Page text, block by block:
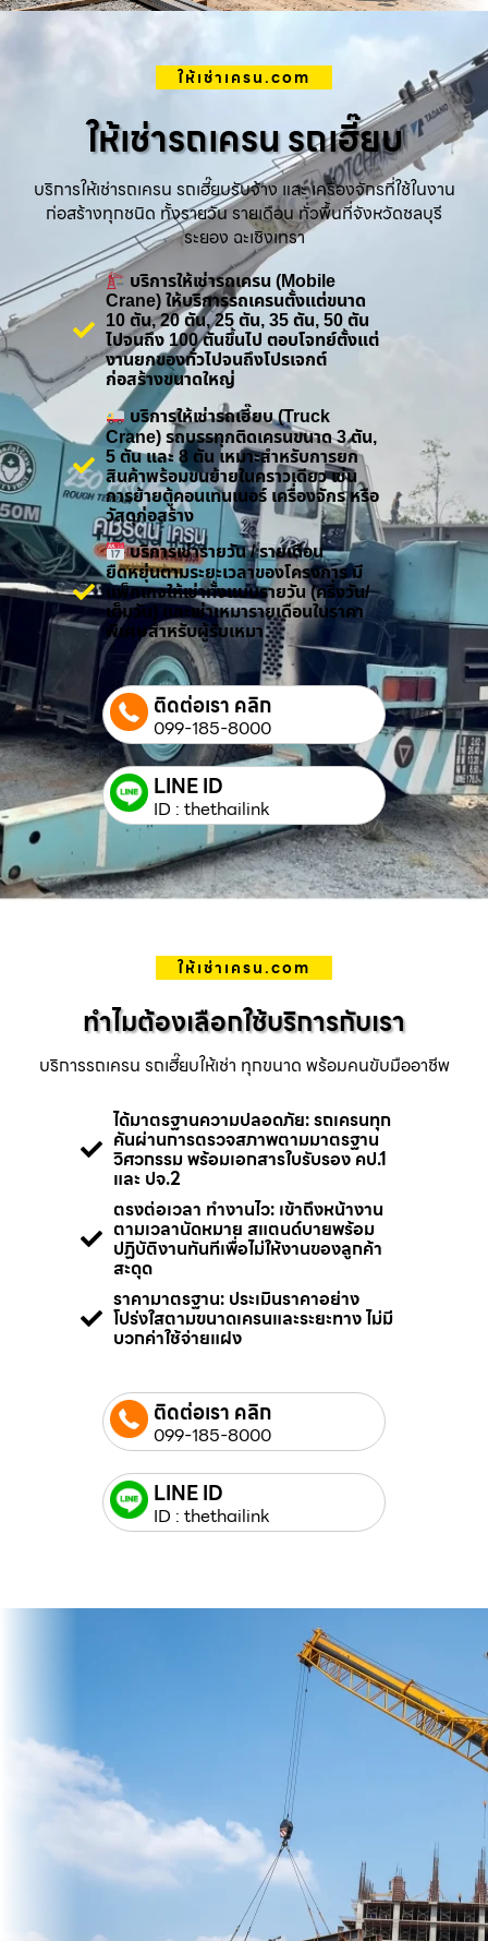
ให้เช่าเครน.com
ให้เช่ารถเครน รถเฮี๊ยบ
บริการให้เช่ารถเครน รถเฮี๊ยบรับจ้าง และ เครื่องจักรที่ใช้ในงาน
ก่อสร้างทุกชนิด ทั้งรายวัน รายเดือน ทั่วพื้นที่จังหวัดชลบุรี
ระยอง ฉะเชิงเทรา
บริการให้เช่ารถเครน (Mobile
Crane) ให้บริการรถเครนตั้งแต่ขนาด
10 ตัน, 20 ตัน, 25 ตัน, 35 ตัน, 50 ตัน
ไปจนถึง 100 ตันขึ้นไป ตอบโจทย์ตั้งแต่
งานยกของทั่วไปจนถึงโปรเจกต์
ก่อสร้างขนาดใหญ่
บริการให้เช่ารถเฮี๊ยบ (Truck
Crane) รถบรรทุกติดเครนขนาด 3 ตัน,
5 ตัน และ 8 ตัน เหมาะสำหรับการยก
สินค้าพร้อมขนย้ายในคราวเดียว เช่น
การย้ายตู้คอนเทนเนอร์ เครื่องจักร หรือ
วัสดุก่อสร้าง
บริการเช่ารายวัน / รายเดือน
ยืดหยุ่นตามระยะเวลาของโครงการ มี
แพ็กเกจให้เช่าทั้งแบบรายวัน (ครึ่งวัน/
เต็มวัน) และเช่าเหมารายเดือนในราคา
พิเศษสำหรับผู้รับเหมา
ติดต่อเรา คลิก
099-185-8000
LINE ID
ID : thethailink
ให้เช่าเครน.com
ทำไมต้องเลือกใช้บริการกับเรา
บริการรถเครน รถเฮี๊ยบให้เช่า ทุกขนาด พร้อมคนขับมืออาชีพ
ได้มาตรฐานความปลอดภัย: รถเครนทุก
คันผ่านการตรวจสภาพตามมาตรฐาน
วิศวกรรม พร้อมเอกสารใบรับรอง คป.1
และ ปจ.2
ตรงต่อเวลา ทำงานไว: เข้าถึงหน้างาน
ตามเวลานัดหมาย สแตนด์บายพร้อม
ปฏิบัติงานทันทีเพื่อไม่ให้งานของลูกค้า
สะดุด
ราคามาตรฐาน: ประเมินราคาอย่าง
โปร่งใสตามขนาดเครนและระยะทาง ไม่มี
บวกค่าใช้จ่ายแฝง
ติดต่อเรา คลิก
099-185-8000
LINE ID
ID : thethailink